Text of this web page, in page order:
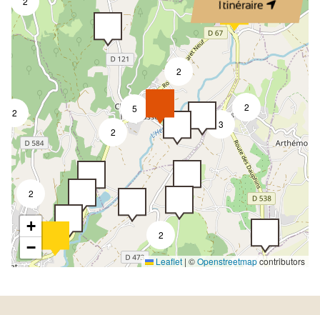
Itinéraire
2
2
2
3
2
2
2
5
+
−
Leaflet | ©Openstreetmapcontributors